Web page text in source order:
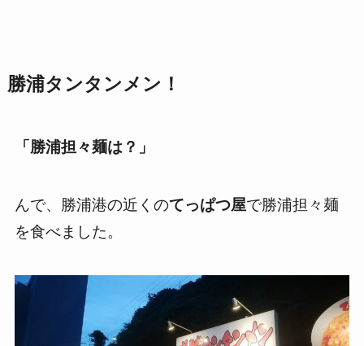
勝浦タンタンメン！
「勝浦担々麺は？」
んで、勝浦港の近くのてっぱつ屋で勝浦担々麺
を食べました。